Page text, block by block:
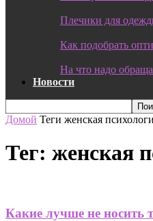
Плечики для
Как подобрать
На что надо
Новости
Домой Теги женская
Тег: женская
Какие лучше не носить